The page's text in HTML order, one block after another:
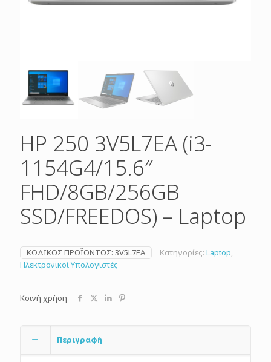
HP 250 3V5L7EA (i3-
1154G4/15.6″
FHD/8GB/256GB
SSD/FREEDOS) – Laptop
ΚΩΔΙΚΌΣ ΠΡΟΪΌΝΤΟΣ: 3V5L7EA Κατηγορίες: Laptop
Ηλεκτρονικοί Υπολογιστές
Κοινή χρήση
Περιγραφή